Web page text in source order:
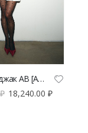
Платье-пиджак AB [Anastasiya Burdyugova] | VERESK studio
₽ 18,240.00₽